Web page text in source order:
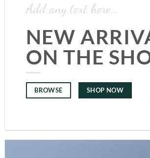
Add any text here…
NEW
ON THE
BROWSE SHOP NOW